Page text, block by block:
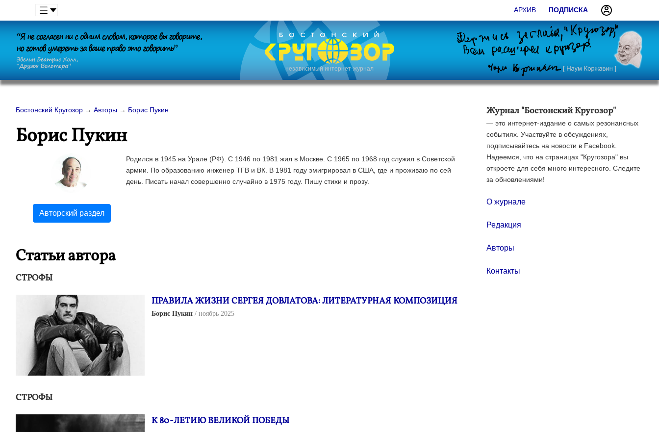
АРХИВ ПОДПИСКА
независимый интернет-журнал
Бостонский Кругозор → Авторы → Борис Пукин
Борис Пукин
Родился в 1945 на Урале (РФ). С 1946 по 1981 жил в Москве. С 1965 по 1968 год служил в Советской
армии. По образованию инженер ТГВ и ВК. В 1981 году эмигрировал в США, где и проживаю по сей
день. Писать начал совершенно случайно в 1975 году. Пишу стихи и прозу.
Авторский раздел
Статьи автора
СТРОФЫ
ПРАВИЛА ЖИЗНИ СЕРГЕЯ ДОВЛАТОВА: ЛИТЕРАТУРНАЯ КОМПОЗИЦИЯ
Борис Пукин ноябрь 2025
СТРОФЫ
К 80-ЛЕТИЮ ВЕЛИКОЙ ПОБЕДЫ
Журнал "Бостонский Кругозор"
— это интернет-издание о самых резонансных
событиях. Участвуйте в обсуждениях,
подписывайтесь на новости в Facebook.
Надеемся, что на страницах "Кругозора" вы
откроете для себя много интересного. Следите
за обновлениями!
О журнале
Редакция
Авторы
Контакты